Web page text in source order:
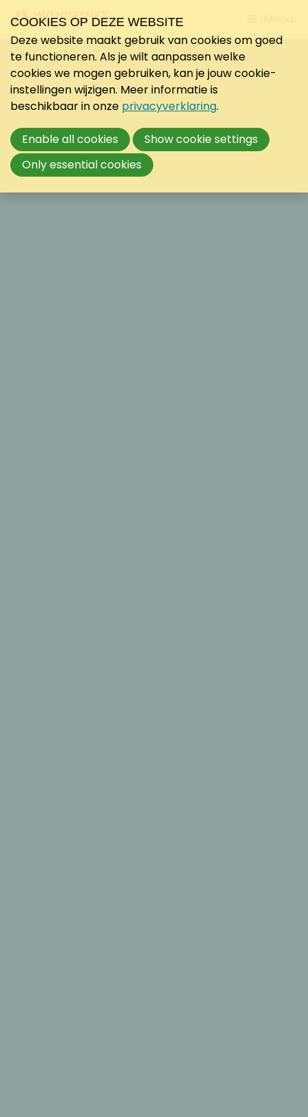
to
COOKIES OP DEZE WEBSITE
Deze website maakt gebruik van cookies om goed
te functioneren. Als je wilt aanpassen welke
cookies we mogen gebruiken, kan je jouw cookie-
instellingen wijzigen. Meer informatie is
beschikbaar in onze privacyverklaring.
Enable all cookies
Show cookie settings
Only essential cookies